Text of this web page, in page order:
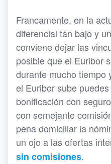
Francamente, en la
diferencial tan bajo y
conviene dejar las
posible que el Euribor
durante mucho tiempo
el Euribor sube
bonificación con
con semejante
pena domiciliar la
un ojo a las ofertas
sin comisiones.